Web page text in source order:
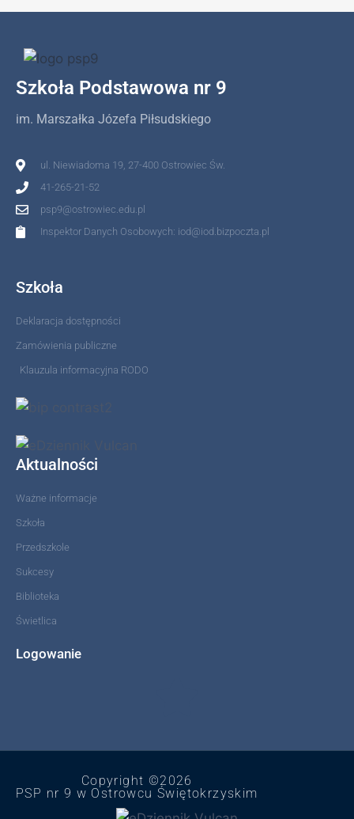
Szkoła Podstawowa nr 9
im. Marszałka Józefa Piłsudskiego
ul. Niewiadoma 19, 27-400 Ostrowiec Św.
41-265-21-52
psp9@ostrowiec.edu.pl
Inspektor Danych Osobowych: iod@iod.bizpoczta.pl
Szkoła
Deklaracja dostępności
Zamówienia publiczne
Klauzula informacyjna RODO
Aktualności
Ważne informacje
Szkoła
Przedszkole
Sukcesy
Biblioteka
Świetlica
Logowanie
Copyright ©2026
PSP nr 9 w Ostrowcu Świętokrzyskim